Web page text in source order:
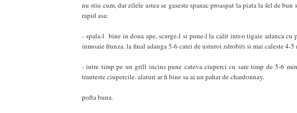
nu stiu cum, dar zilele astea se gaseste spanac proaspat la piata la fel de
rapid asa:
- spala-l bine in doua ape, scurge-l si pune-l la calit intr-o tigaie adanca cu
inmoaie frunza. la final adauga 5-6 catei de usturoi zdrobiti si mai caleste 4-5
- intre timp pe un grill incins pune cateva ciuperci cu sare timp de 5-6
tranteste ciupercile. alaturi ar fi bine sa ai un pahar de chardonnay.
pofta buna.